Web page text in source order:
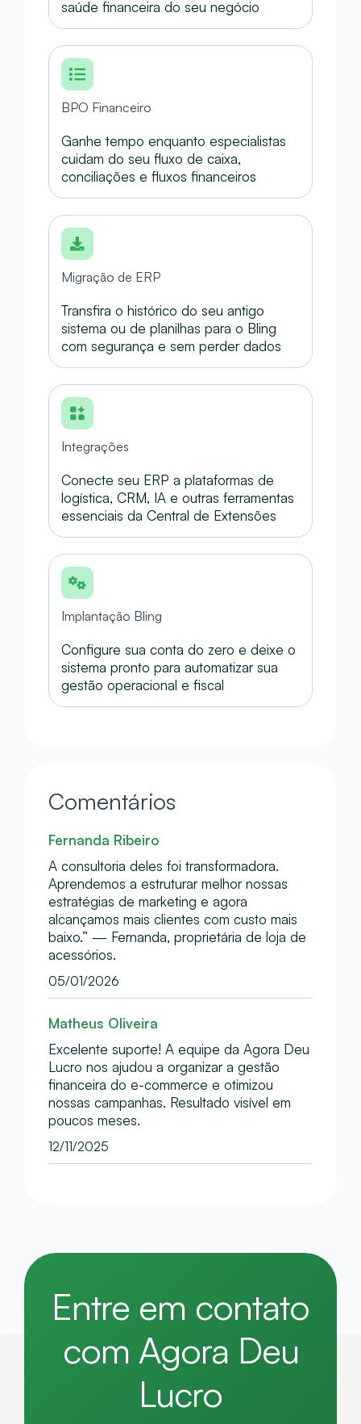
saúde financeira do seu negócio
BPO Financeiro
Ganhe tempo enquanto especialistas
cuidam do seu fluxo de caixa,
conciliações e fluxos financeiros
Migração de ERP
Transfira o histórico do seu antigo
sistema ou de planilhas para o Bling
com segurança e sem perder dados
Integrações
Conecte seu ERP a plataformas de
logística, CRM, IA e outras ferramentas
essenciais da Central de Extensões
Implantação Bling
Configure sua conta do zero e deixe o
sistema pronto para automatizar sua
gestão operacional e fiscal
Comentários
Fernanda Ribeiro
A consultoria deles foi transformadora.
Aprendemos a estruturar melhor nossas
estratégias de marketing e agora
alcançamos mais clientes com custo mais
baixo.” — Fernanda, proprietária de loja de
acessórios.
05/01/2026
Matheus Oliveira
Excelente suporte! A equipe da Agora Deu
Lucro nos ajudou a organizar a gestão
financeira do e-commerce e otimizou
nossas campanhas. Resultado visível em
poucos meses.
12/11/2025
Entre em contato
com Agora Deu
Lucro